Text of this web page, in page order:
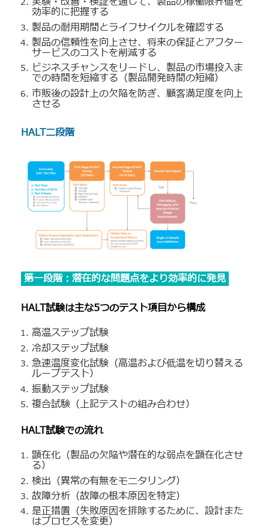
効率的に把握する
製品の耐用期間とライフサイクルを確認する
製品の信頼性を向上させ、将来の保証とアフター
サービスのコストを削減する
ビジネスチャンスをリードし、製品の市場投入ま
での時間を短縮する（製品開発時間の短縮）
市販後の設計上の欠陥を防ぎ、顧客満足度を向上
させる
HALT二段階
第一段階：潜在的な問題点をより効率的に発見
HALT試験は主な5つのテスト項目から構成
高温ステップ試験
冷却ステップ試験
急速温度変化試験（高温および低温を切り替える
ループテスト）
振動ステップ試験
複合試験（上記テストの組み合わせ）
HALT試験での流れ
顕在化（製品の欠陥や潜在的な弱点を顕在化させ
る）
検出（異常の有無をモニタリング）
故障分析（故障の根本原因を特定）
是正措置（失敗原因を排除するために、設計また
はプロセスを変更）